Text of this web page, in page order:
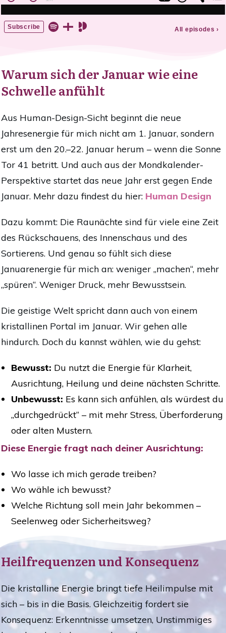
Warum sich der Januar wie eine
Schwelle anfühlt
Aus Human-Design-Sicht beginnt die neue
Jahresenergie für mich nicht am 1. Januar, sondern
erst um den 20.–22. Januar herum – wenn die Sonne
Tor 41 betritt. Und auch aus der Mondkalender-
Perspektive startet das neue Jahr erst gegen Ende
Januar. Mehr dazu findest du hier: Human Design
Dazu kommt: Die Raunächte sind für viele eine Zeit
des Rückschauens, des Innenschaus und des
Sortierens. Und genau so fühlt sich diese
Januarenergie für mich an: weniger „machen“, mehr
„spüren“. Weniger Druck, mehr Bewusstsein.
Die geistige Welt spricht dann auch von einem
kristallinen Portal im Januar. Wir gehen alle
hindurch. Doch du kannst wählen, wie du gehst:
Bewusst: Du nutzt die Energie für Klarheit,
Ausrichtung, Heilung und deine nächsten Schritte.
Unbewusst: Es kann sich anfühlen, als würdest du
„durchgedrückt“ – mit mehr Stress, Überforderung
oder alten Mustern.
Diese Energie fragt nach deiner Ausrichtung:
Wo lasse ich mich gerade treiben?
Wo wähle ich bewusst?
Welche Richtung soll mein Jahr bekommen –
Seelenweg oder Sicherheitsweg?
Heilfrequenzen und Konsequenz
Die kristalline Energie bringt tiefe Heilimpulse mit
sich – bis in die Basis. Gleichzeitig fordert sie
Konsequenz: Erkenntnisse umsetzen, Unstimmiges